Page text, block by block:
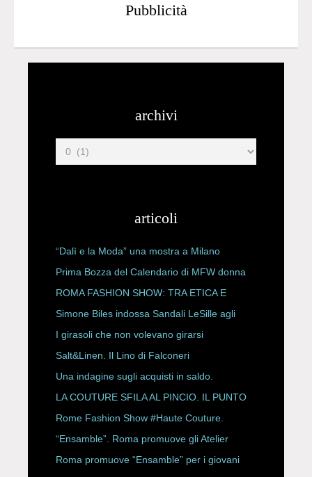
Pubblicità
archivi
articoli
“Dalì e la Moda” una mostra a Milano
Prima Bozza del Calendario di MFW donna
P/E 2027
ROMA FASHION SHOW: TRA ETICA E
HAUTE COUTURE
Simone Biles indossa Sandali LeSille agli
ESPY Awards 2026
I girasoli che non volevano girarsi
Salt&Linen. Il Lino di Falconeri
Una indagine sugli acquisti in saldo.
LA COUTURE SFILA AL PINCIO. IL PUNTO
CON ALESSANDRO ONORATO E
ROBERTA ANGELILLI
Rome Fashion Show #Haute Couture.
“Ensamble”. Roma promuove gli Atelier
Storici
Roma promuove “Ensamble” per i giovani